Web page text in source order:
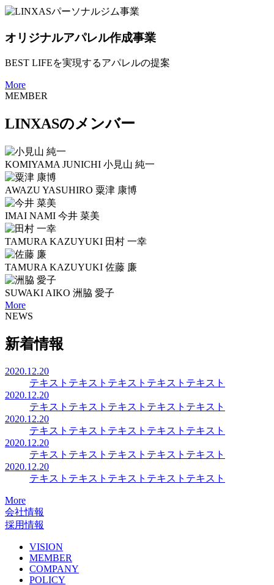
オリジナルアパレル作成事業
BEST LIFEを実現するアパレルの提案
More
MEMBER
LINXASのメンバー
KOMIYAMA JUNICHI 小見山 純一
AWAZU YASUHIRO 粟津 康博
IMAI NAMI 今井 菜美
TAMURA KAZUYUKI 田村 一幸
TAMURA KAZUYUKI 佐藤 廉
SUWAKI AIKO 洲脇 愛子
More
NEWS
新着情報
2020.12.20
テキストテキストテキストテキストテキスト
2020.12.20
テキストテキストテキストテキストテキスト
2020.12.20
テキストテキストテキストテキストテキスト
2020.12.20
テキストテキストテキストテキストテキスト
2020.12.20
テキストテキストテキストテキストテキスト
More
会社情報
採用情報
VISION
MEMBER
COMPANY
POLICY